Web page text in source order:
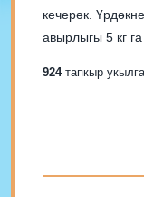
кечерәк.
авырлыгы 5 кг
924тапкыр